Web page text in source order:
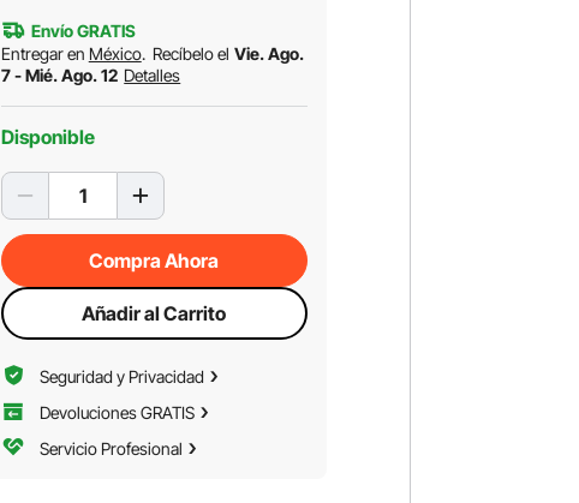
Envío GRATIS
Entregar en México. Recíbelo el Vie. Ago.
7 - Mié. Ago. 12 Detalles
Disponible
Compra Ahora
Añadir al Carrito
Seguridad y Privacidad
Devoluciones GRATIS
Servicio Profesional